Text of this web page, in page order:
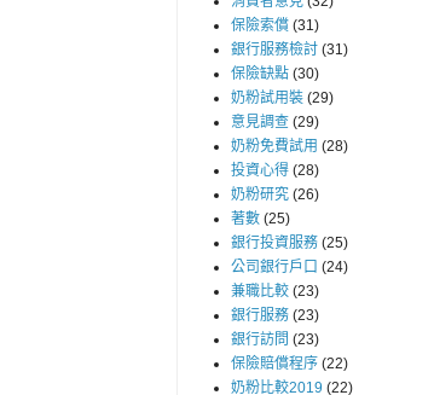
保險索償 (31)
銀行服務檢討 (31)
保險缺點 (30)
奶粉試用裝 (29)
意見調查 (29)
奶粉免費試用 (28)
投資心得 (28)
奶粉研究 (26)
著數 (25)
銀行投資服務 (25)
公司銀行戶口 (24)
兼職比較 (23)
銀行服務 (23)
銀行訪問 (23)
保險賠償程序 (22)
奶粉比較2019 (22)